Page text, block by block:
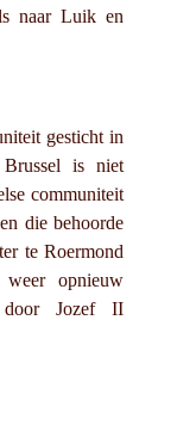
naar Luik en
gesticht in
is niet
communiteit
die behoorde
te Roermond
opnieuw
Jozef II